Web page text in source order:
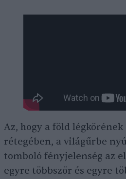
Az, hogy a föld
rétegében, a világűrbe
tomboló fényjelenség az
egyre többször és egyre